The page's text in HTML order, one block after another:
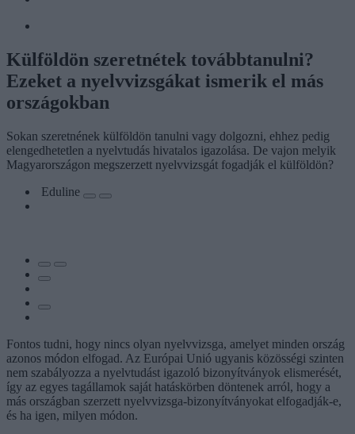
Külföldön szeretnétek továbbtanulni?
Ezeket a nyelvvizsgákat ismerik el más
országokban
Sokan szeretnének külföldön tanulni vagy dolgozni, ehhez pedig
elengedhetetlen a nyelvtudás hivatalos igazolása. De vajon melyik
Magyarországon megszerzett nyelvvizsgát fogadják el külföldön?
Eduline
Fontos tudni, hogy nincs olyan nyelvvizsga, amelyet minden ország
azonos módon elfogad. Az Európai Unió ugyanis közösségi szinten
nem szabályozza a nyelvtudást igazoló bizonyítványok elismerését,
így az egyes tagállamok saját hatáskörben döntenek arról, hogy a
más országban szerzett nyelvvizsga-bizonyítványokat elfogadják-e,
és ha igen, milyen módon.